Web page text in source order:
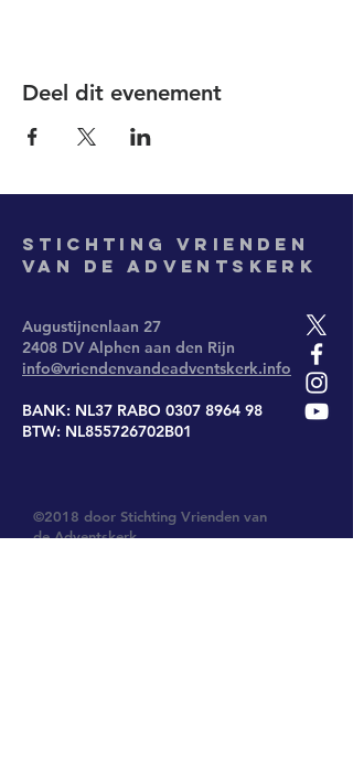
Deel dit evenement
Stichting Vrienden
van de Adventskerk
Augustijnenlaan 27
2408 DV Alphen aan den Rijn
info@vriendenvandeadventskerk.info
BANK: NL37 RABO 0307 8964 98
BTW: NL855726702B01
©2018 door Stichting Vrienden van
de Adventskerk